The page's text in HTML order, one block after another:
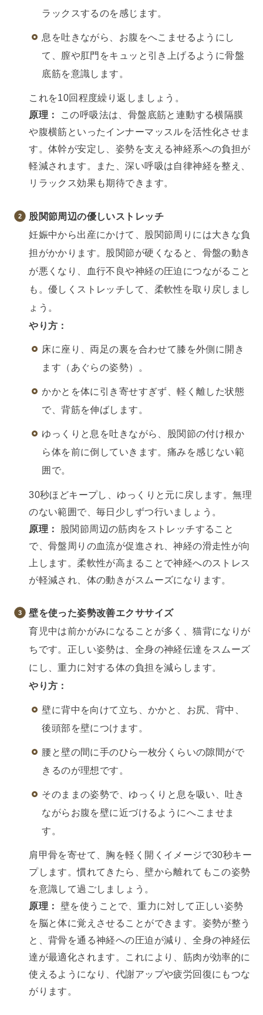
ラックスするのを感じます。
息を吐きながら、お腹をへこませるようにし
て、膣や肛門をキュッと引き上げるように骨盤
底筋を意識します。
これを10回程度繰り返しましょう。
原理：
この呼吸法は、骨盤底筋と連動する横隔膜
や腹横筋といったインナーマッスルを活性化させま
す。体幹が安定し、姿勢を支える神経系への負担が
軽減されます。また、深い呼吸は自律神経を整え、
リラックス効果も期待できます。
股関節周辺の優しいストレッチ
妊娠中から出産にかけて、股関節周りには大きな負
担がかかります。股関節が硬くなると、骨盤の動き
が悪くなり、血行不良や神経の圧迫につながること
も。優しくストレッチして、柔軟性を取り戻しまし
ょう。
やり方：
床に座り、両足の裏を合わせて膝を外側に開き
ます（あぐらの姿勢）。
かかとを体に引き寄せすぎず、軽く離した状態
で、背筋を伸ばします。
ゆっくりと息を吐きながら、股関節の付け根か
ら体を前に倒していきます。痛みを感じない範
囲で。
30秒ほどキープし、ゆっくりと元に戻します。無理
のない範囲で、毎日少しずつ行いましょう。
原理：
股関節周辺の筋肉をストレッチすること
で、骨盤周りの血流が促進され、神経の滑走性が向
上します。柔軟性が高まることで神経へのストレス
が軽減され、体の動きがスムーズになります。
壁を使った姿勢改善エクササイズ
育児中は前かがみになることが多く、猫背になりが
ちです。正しい姿勢は、全身の神経伝達をスムーズ
にし、重力に対する体の負担を減らします。
やり方：
壁に背中を向けて立ち、かかと、お尻、背中、
後頭部を壁につけます。
腰と壁の間に手のひら一枚分くらいの隙間がで
きるのが理想です。
そのままの姿勢で、ゆっくりと息を吸い、吐き
ながらお腹を壁に近づけるようにへこませま
す。
肩甲骨を寄せて、胸を軽く開くイメージで30秒キー
プします。慣れてきたら、壁から離れてもこの姿勢
を意識して過ごしましょう。
原理：
壁を使うことで、重力に対して正しい姿勢
を脳と体に覚えさせることができます。姿勢が整う
と、背骨を通る神経への圧迫が減り、全身の神経伝
達が最適化されます。これにより、筋肉が効率的に
使えるようになり、代謝アップや疲労回復にもつな
がります。